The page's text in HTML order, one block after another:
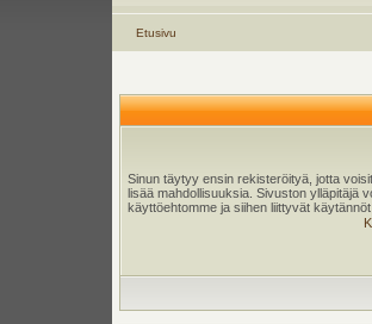
Etusivu
Sinun täytyy ensin rekisteröityä, jotta
lisää mahdollisuuksia. Sivuston ylläpitäjä
käyttöehtomme ja siihen liittyvät